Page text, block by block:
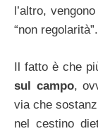
l’altro,
“non regolarità”.
Il fatto è che
sul campo,
via che
nel cestino